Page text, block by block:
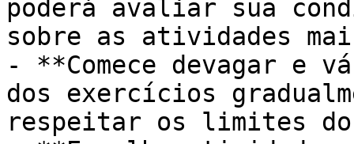
poderá avaliar sua
sobre as atividades
- **Comece devagar e
dos exercícios
respeitar os limites